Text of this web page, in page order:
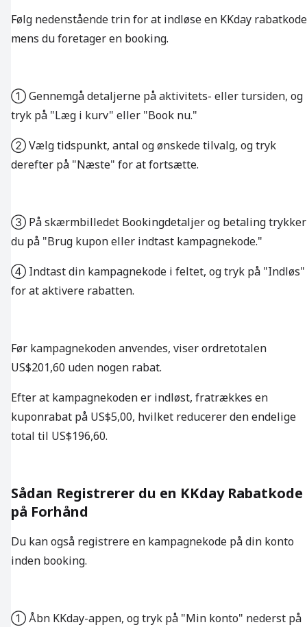
Følg nedenstående trin for at indløse en KKday
mens du foretager en booking.
① Gennemgå detaljerne på aktivitets- eller tursiden, og
tryk på "Læg i kurv" eller "Book nu."
② Vælg tidspunkt, antal og ønskede tilvalg, og tryk
derefter på "Næste" for at fortsætte.
③ På skærmbilledet Bookingdetaljer og betaling trykker
du på "Brug kupon eller indtast kampagnekode."
④ Indtast din kampagnekode i feltet, og tryk på "Indløs"
for at aktivere rabatten.
Før kampagnekoden anvendes, viser ordretotalen
US$201,60 uden nogen rabat.
Efter at kampagnekoden er indløst, fratrækkes en
kuponrabat på US$5,00, hvilket reducerer den endelige
total til US$196,60.
Sådan Registrerer du en KKday Rabatkode
på Forhånd
Du kan også registrere en kampagnekode på din konto
inden booking.
① Åbn KKday-appen, og tryk på "Min konto" nederst på